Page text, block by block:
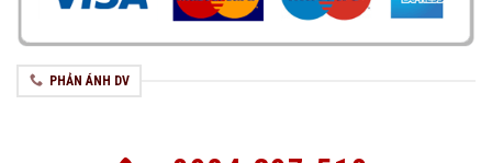
PHẢN ÁNH DV